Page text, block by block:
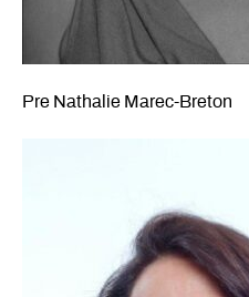
Pre Nathalie Marec-Breton